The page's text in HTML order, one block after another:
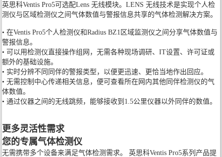
英思科Ventis Pro5可选配Lens 无线模块。LENS 无线技术是实现个人检
测仪与区域检测仪之间气体数值与警报信息共享的气体检测解决方案。
• 在Ventis Pro5个人检测仪和Radius BZ1区域监测仪之间分享气体数值与
警报信息。
• 可以用检测仪直接操作组网，无需各种现场调研、IT设置、许可证或
额外的基础设施。
• 实时分辨不同同伴的警报类型，以便更迅速、更恰当地作出回应。
• 无需控制中心传递相关信息，便可查看所在网内其他同伴检测仪的气
体数值。
• 通过仪器之间的无线跳频，能够接收到1.5公里仪器以外同伴的数值。
更多灵活性需求
您的专属气体检测仪
无需携带多个设备来满足气体检测需求。 英思科Ventis Pro5系列产品提